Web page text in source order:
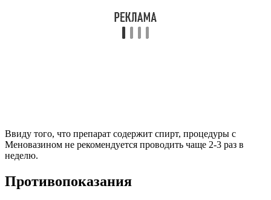
В аннотации приводится перечень ограничений, при наличии
которых использовать рассматриваемый препарат
Также важно знать, как правильно пользоваться лекарством.
По неосторожности состав может попасть на слизистые
Длительное выдерживание компресса чревато появлением на